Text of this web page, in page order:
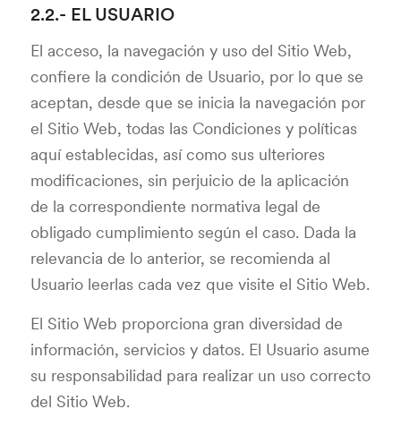
2.2.- EL USUARIO
El acceso, la navegación y uso del Sitio Web,
confiere la condición de Usuario, por lo que se
aceptan, desde que se inicia la navegación por
el Sitio Web, todas las Condiciones y políticas
aquí establecidas, así como sus ulteriores
modificaciones, sin perjuicio de la aplicación
de la correspondiente normativa legal de
obligado cumplimiento según el caso. Dada la
relevancia de lo anterior, se recomienda al
Usuario leerlas cada vez que visite el Sitio Web.
El Sitio Web proporciona gran diversidad de
información, servicios y datos. El Usuario asume
su responsabilidad para realizar un uso correcto
del Sitio Web.